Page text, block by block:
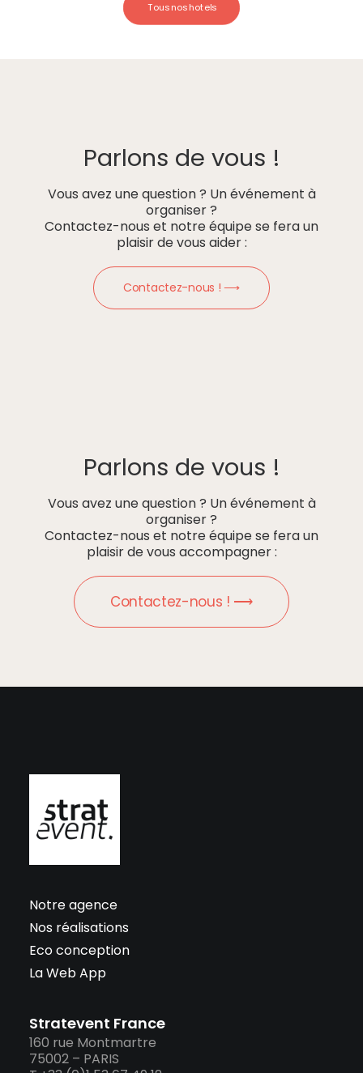
Tous nos hotels
Parlons de vous !
Vous avez une question ? Un événement à
organiser ?
Contactez-nous et notre équipe se fera un
plaisir de vous aider :
Contactez-nous ! ⟶
Parlons de vous !
Vous avez une question ? Un événement à
organiser ?
Contactez-nous et notre équipe se fera un
plaisir de vous accompagner :
Contactez-nous ! ⟶
Notre agence
Nos réalisations
Eco conception
La Web App
Stratevent France
160 rue Montmartre
75002 – PARIS